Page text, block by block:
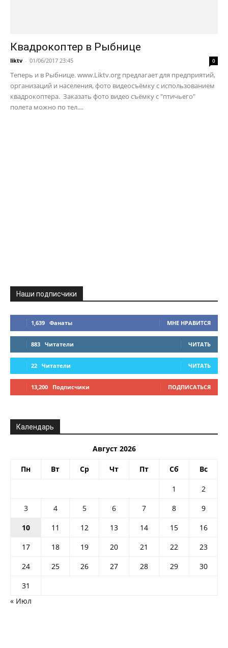
Квадрокоптер в Рыбнице
liktv - 01/06/2017 23:45 0
Теперь и в Рыбнице. www.Liktv.org предлагает для предприятий,
организаций и населения, фото видеосъёмку с использованием
квадрокоптера. Заказать фото видео съёмку с "птичьего"
полета можно по тел....
Наши подписчики
1,639 Фанаты МНЕ НРАВИТСЯ
883 Читатели ЧИТАТЬ
22 Читатели ЧИТАТЬ
13,200 Подписчики ПОДПИСАТЬСЯ
Календарь
Август 2026
Пн Вт Ср Чт Пт Сб Вс
1
2
3
4 5 6 7 8
9
10
11 12 13 14 15
16
17
18 19 20 21 22
23
24
25 26 27 28 29
30
31
« Июл